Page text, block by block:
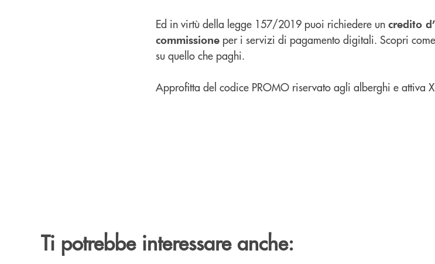
Ed in virtù della legge 157/2019 puoi richiedere un credito
commissione per i servizi di pagamento digitali. Scopri
su quello che paghi.
Approfitta del codice PROMO riservato agli alberghi e attiva
Ti potrebbe interessare anche: